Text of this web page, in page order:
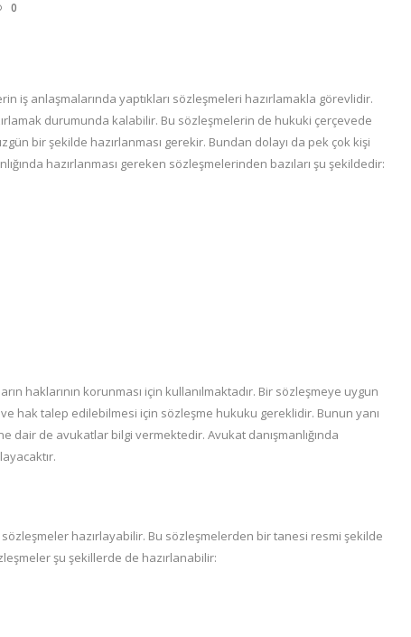
0
iş anlaşmalarında yaptıkları sözleşmeleri hazırlamakla görevlidir.
durumunda kalabilir. Bu sözleşmelerin de hukuki çerçevede
bir şekilde hazırlanması gerekir. Bundan dolayı da pek çok kişi
hazırlanması gereken sözleşmelerinden bazıları şu şekildedir:
haklarının korunması için kullanılmaktadır. Bir sözleşmeye uygun
hak talep edilebilmesi için sözleşme hukuku gereklidir. Bunun yanı
dair de avukatlar bilgi vermektedir. Avukat danışmanlığında
hazırlayabilir. Bu sözleşmelerden bir tanesi resmi şekilde
şu şekillerde de hazırlanabilir: